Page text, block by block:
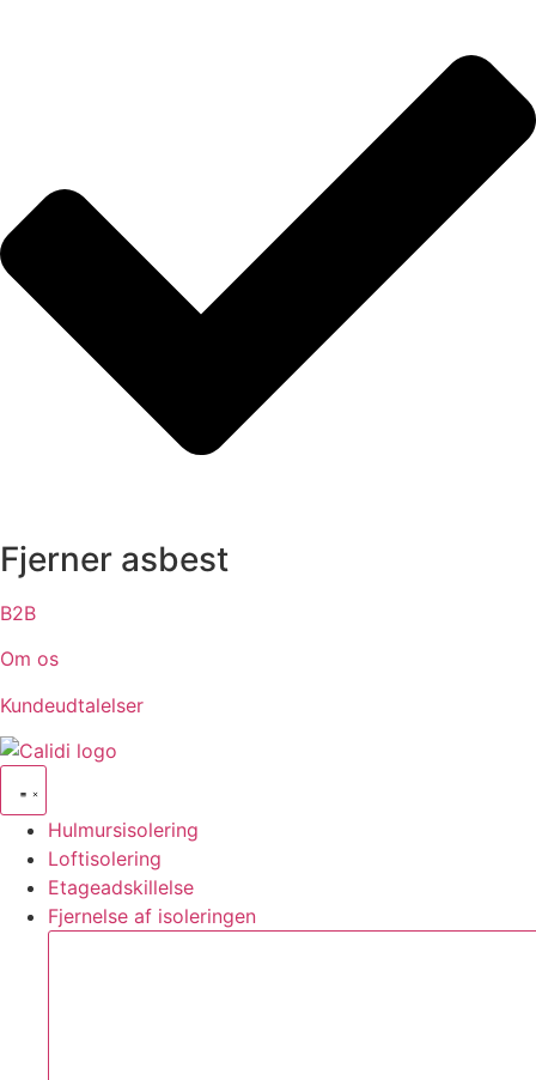
Fjerner asbest
B2B
Om os
Kundeudtalelser
Hulmursisolering
Loftisolering
Etageadskillelse
Fjernelse af isoleringen